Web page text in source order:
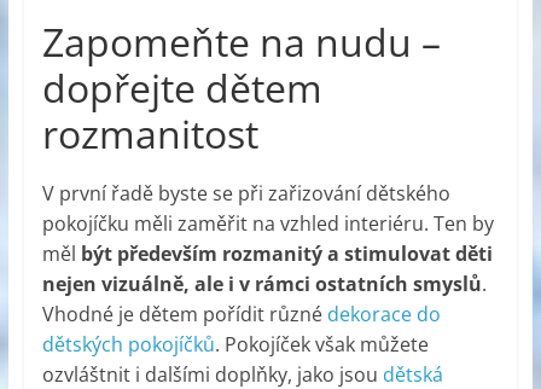
Zapomeňte na nudu –
dopřejte dětem
rozmanitost
V první řadě byste se při zařizování dětského
pokojíčku měli zaměřit na vzhled interiéru. Ten by
měl být především rozmanitý a stimulovat děti
nejen vizuálně, ale i v rámci ostatních smyslů.
Vhodné je dětem pořídit různé dekorace do
dětských pokojíčků. Pokojíček však můžete
ozvláštnit i dalšími doplňky, jako jsou dětská